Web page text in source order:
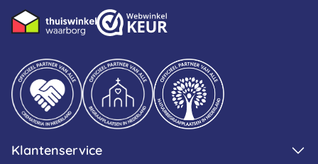
Klantenservice